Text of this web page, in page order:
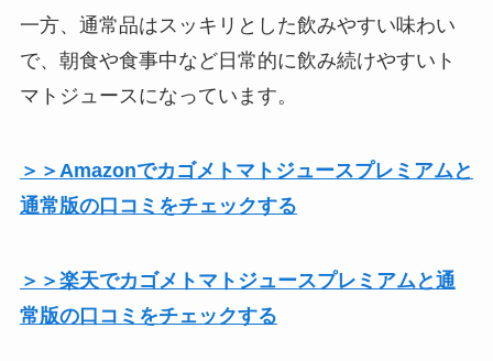
一方、通常品はスッキリとした飲みやすい味わい
で、朝食や食事中など日常的に飲み続けやすいト
マトジュースになっています。
＞＞Amazonでカゴメトマトジュースプレミアムと
通常版の口コミをチェックする
＞＞楽天でカゴメトマトジュースプレミアムと通
常版の口コミをチェックする